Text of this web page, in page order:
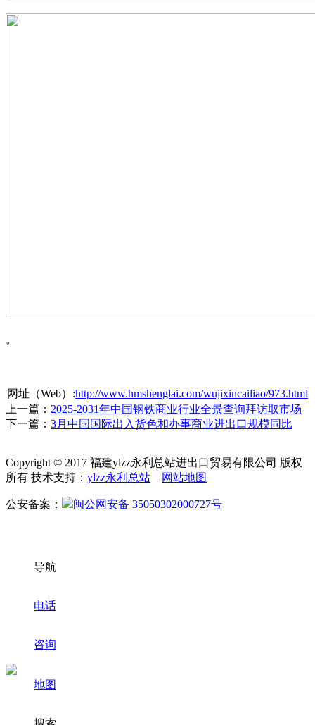
。
网址（Web）:http://www.hmshenglai.com/wujixincailiao/973.html
上一篇： 2025-2031年中国钢铁商业行业全景查询拜访取市场
下一篇： 3月中国国际出入货色和办事商业进出口规模同比
Copyright © 2017 福建ylzz永利总站进出口贸易有限公司 版权
所有 技术支持： ylzz永利总站 网站地图
公安备案： 闽公网安备 35050302000727号
导航
电话
咨询
地图